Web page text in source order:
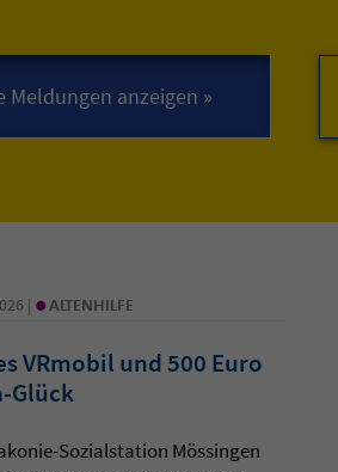
| • ALTENHILFE
VRmobil und 500 Euro
Glück
Sozialstation Mössingen